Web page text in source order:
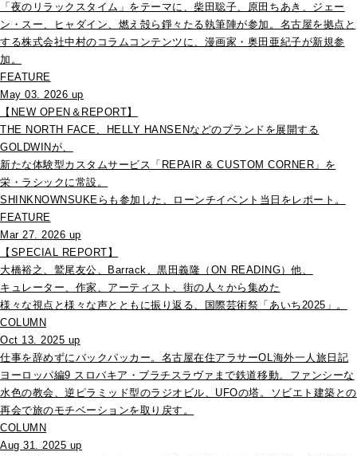
「夜のリラックスタイム」をテーマに、柴田聡子、原田ちあき、ジェー
ン・スー、ヒャダイン、燃え殻ら錚々たる執筆陣が参加。名古屋を拠点と
する株式会社中村のコラムコンテンツに、漫画家・奥田亜紀子が新規参
加。
FEATURE
May 03. 2026 up
【NEW OPEN＆REPORT】
THE NORTH FACE、HELLY HANSENなどのブランドを展開する
GOLDWINが、
新たな体験型カスタムサービス「REPAIR & CUSTOM CORNER」を
栄・ラシックに常設。
SHINKNOWNSUKEらも参加した、ローンチイベント当日をレポート。
FEATURE
Mar 27. 2026 up
【SPECIAL REPORT】
大橋裕之、鷲尾友公、Barrack、黒田義隆（ON READING）他、
キュレーター、作家、アーティスト、街の人々から集めた
様々な視点と様々な声とともに振り返る、国際芸術祭「あいち2025」。
COLUMN
Oct 13. 2025 up
仕事を辞めずにバックパッカー。名古屋在住アラサーOL海外一人旅日記
ヨーロッパ編9 スロバキア・ブラチスラヴァまで鉄道移動。ファンシーな
水色の教会、逆ピラミッド型のラジオビル、UFOの塔。ソビエト建築との
再会で旅のモチベーションを取り戻す。
COLUMN
Aug 31. 2025 up